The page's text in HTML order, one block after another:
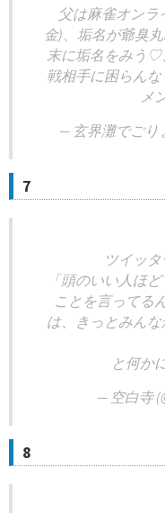
父は麻雀オン
金)、垢名が爺臭
末に垢名をみう♡
戦相手に困らんな
メ
— 玄界灘でごり
7
ツイッタ
「頭のいい人ほ
ことを言ってる
は、きっとみん
と何か
— 空白寺
8